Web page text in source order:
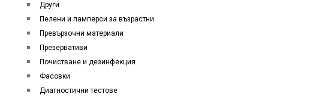
Други
Пелени и памперси за възрастни
Превързочни материали
Презервативи
Почистване и дезинфекция
Фасовки
Диагностични тестове